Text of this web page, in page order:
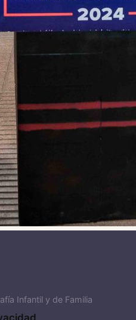
Infantil y de Familia